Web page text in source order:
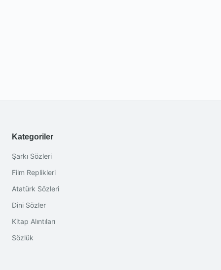
Kategoriler
Şarkı Sözleri
Film Replikleri
Atatürk Sözleri
Dini Sözler
Kitap Alıntıları
Sözlük